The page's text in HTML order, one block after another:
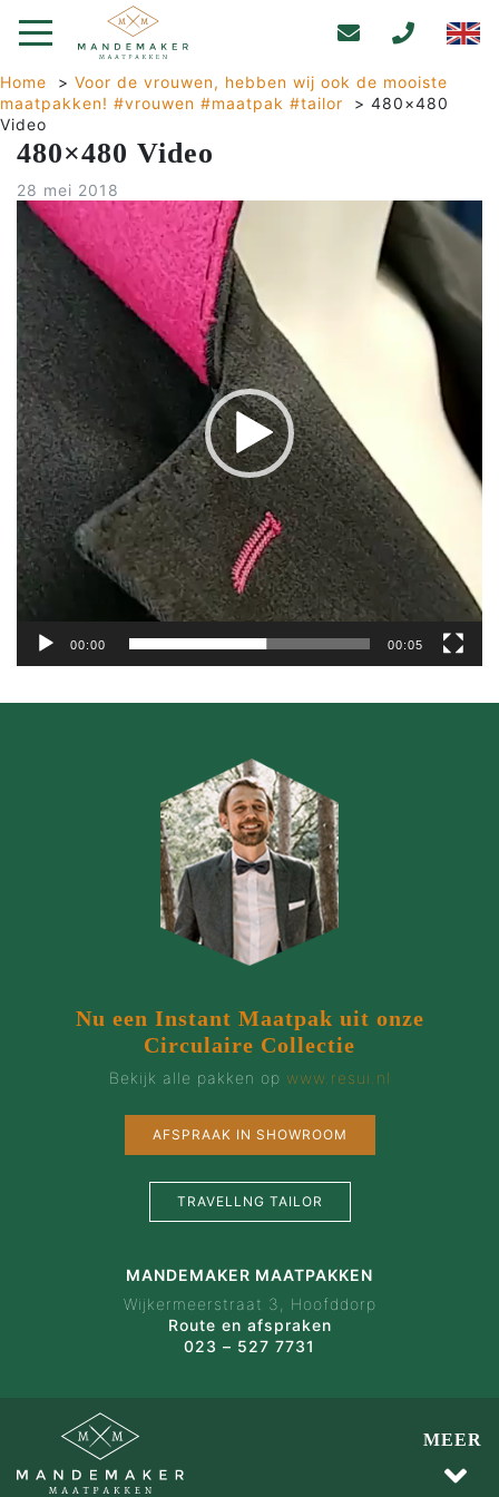
Home > Voor de vrouwen, hebben wij ook de mooiste
maatpakken! #vrouwen #maatpak #tailor
> 480×480
Video
480×480 Video
28 mei 2018
Videospeler
00:00 00:05
Nu een Instant Maatpak uit onze
Circulaire Collectie
Bekijk alle pakken op www.resui.nl
AFSPRAAK IN SHOWROOM
TRAVELLNG TAILOR
MANDEMAKER MAATPAKKEN
Wijkermeerstraat 3, Hoofddorp
Route en afspraken
023 – 527 7731
MEER